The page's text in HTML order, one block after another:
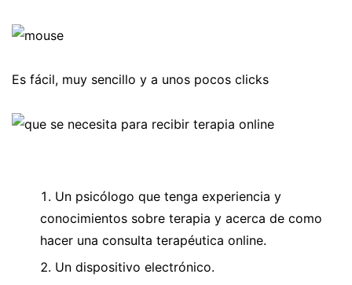
Es fácil, muy sencillo y a unos pocos clicks
Un psicólogo que tenga experiencia y
conocimientos sobre terapia y acerca de como
hacer una consulta terapéutica online.
Un dispositivo electrónico.